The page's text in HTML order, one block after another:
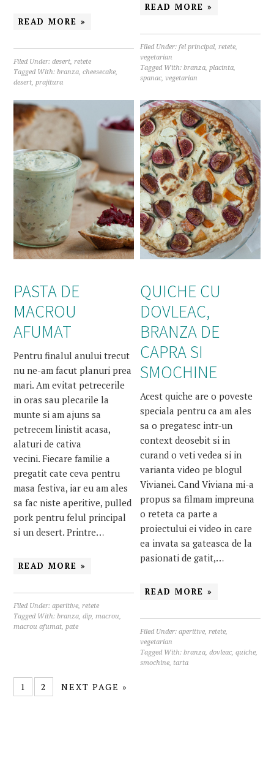
READ MORE »
Filed Under:desert,retete
Tagged With:branza,cheesecake,
desert,prajitura
READ MORE »
Filed Under:fel principal,retete,
vegetarian
Tagged With:branza,placinta,
spanac,vegetarian
PASTA DE
MACROU
AFUMAT
Pentru finalul anului trecut
nu ne-am facut planuri prea
mari. Am evitat petrecerile
in oras sau plecarile la
munte si am ajuns sa
petrecem linistit acasa,
alaturi de cativa
vecini. Fiecare familie a
pregatit cate ceva pentru
masa festiva, iar eu am ales
sa fac niste aperitive, pulled
pork pentru felul principal
si un desert. Printre…
READ MORE »
Filed Under:aperitive,retete
Tagged With:branza,dip,macrou,
macrou afumat,pate
QUICHE CU
DOVLEAC,
BRANZA DE
CAPRA SI
SMOCHINE
Acest quiche are o poveste
speciala pentru ca am ales
sa o pregatesc intr-un
context deosebit si in
curand o veti vedea si in
varianta video pe blogul
Vivianei. Cand Viviana mi-a
propus sa filmam impreuna
o reteta ca parte a
proiectului ei video in care
ea invata sa gateasca de la
pasionati de gatit,…
READ MORE »
Filed Under:aperitive,retete,
vegetarian
Tagged With:branza,dovleac,quiche,
smochine, tarta
1 2 NEXT PAGE »